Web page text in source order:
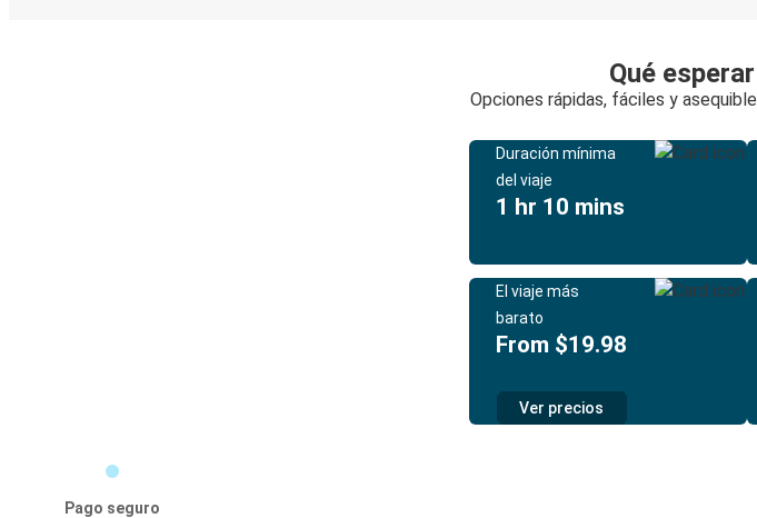
Qué
Opciones rápidas, fáciles y
Duración mínima
del viaje
1 hr 10 mins
El viaje más
barato
From $19.98
Ver precios
Pago seguro